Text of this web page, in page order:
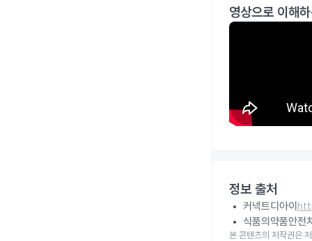
영상으로 이해
정보 출처
커넥트디아이
식품의약품안전
본 콘텐츠의 저작권은